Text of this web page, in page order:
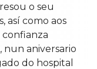
o seu
así como aos
confianza
nun aniversario
do hospital